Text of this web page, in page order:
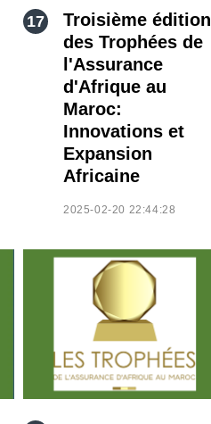
Troisième édition
des Trophées de
l'Assurance
d'Afrique au
Maroc:
Innovations et
Expansion
Africaine
2025-02-20 22:44:28